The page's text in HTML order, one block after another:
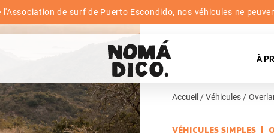
de surf de Puerto Escondido, nos véhicules ne
À
Accueil Véhicules
VÉHICULES SIMPLES